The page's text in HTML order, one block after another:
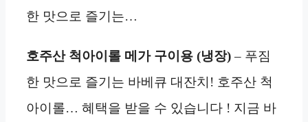
한 맛으로 즐기는…
호주산 척아이롤 메가 구이용 (냉장)– 푸짐
한 맛으로 즐기는 바베큐 대잔치! 호주산 척
아이롤… 혜택을 받을 수 있습니다 ! 지금 바